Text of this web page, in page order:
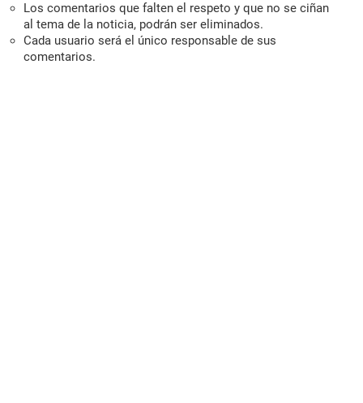
Los comentarios que falten el respeto y que no se ciñan
al tema de la noticia, podrán ser eliminados.
Cada usuario será el único responsable de sus
comentarios.